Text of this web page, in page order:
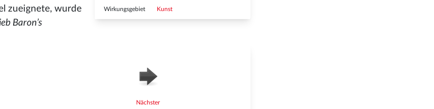
Wirkungsgebiet Kunst
zueignete, wurde
Baron’s
Nächster